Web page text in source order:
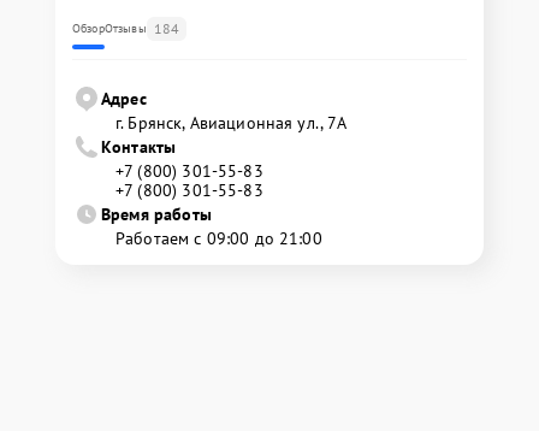
ОбзорОтзывы 184
Адрес
г. Брянск, Авиационная ул., 7А
Контакты
+7 (800) 301-55-83
+7 (800) 301-55-83
Время работы
Работаем с 09:00 до 21:00